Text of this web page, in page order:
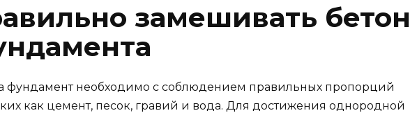
замешивать бетон
фундамент необходимо с соблюдением правильных пропорций
как цемент, песок, гравий и вода. Для достижения однородной